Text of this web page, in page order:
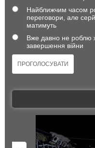
Найближчим часом
переговори, але
матимуть
Вже давно не роблю
завершення війни